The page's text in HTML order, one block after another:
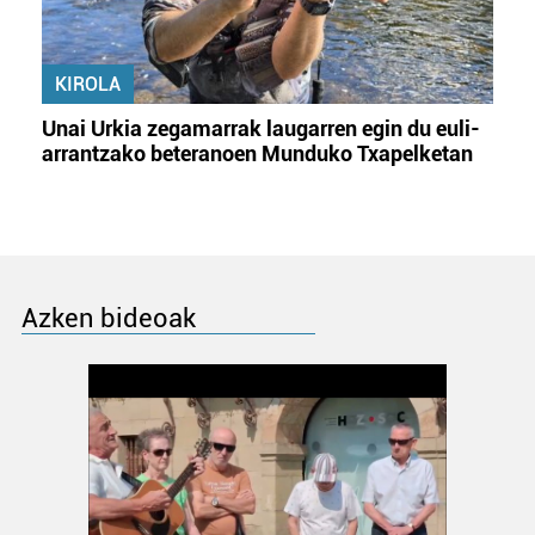
KIROLA
Unai Urkia zegamarrak laugarren egin du euli-
arrantzako beteranoen Munduko Txapelketan
Azken bideoak